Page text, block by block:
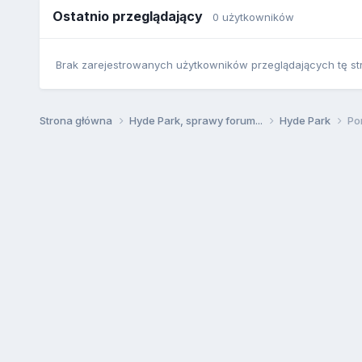
Ostatnio przeglądający 0 użytkowników
Brak zarejestrowanych użytkowników przeglądających tę
Strona główna Hyde Park, sprawy forum... Hyde Park